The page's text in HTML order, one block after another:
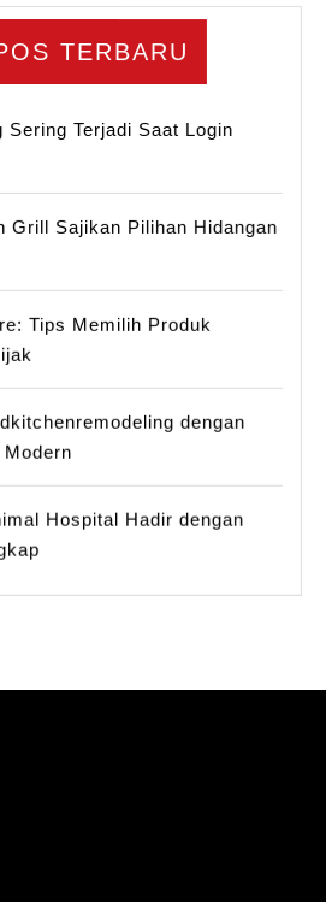
TERBARU
Sering Terjadi Saat Login
Grill Sajikan Pilihan Hidangan
Tips Memilih Produk
dengan
Hospital Hadir dengan